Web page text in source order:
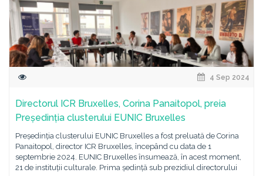
4 Sep 2024
Directorul ICR Bruxelles, Corina Panaitopol, preia
Președinția clusterului EUNIC Bruxelles
Președinția clusterului EUNIC Bruxelles a fost preluată de Corina
Panaitopol, director ICR Bruxelles, începând cu data de 1
septembrie 2024. EUNIC Bruxelles însumează, în acest moment,
21 de instituții culturale. Prima ședință sub prezidiul directorului